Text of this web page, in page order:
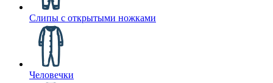
Слипы с открытыми ножками
Человечки